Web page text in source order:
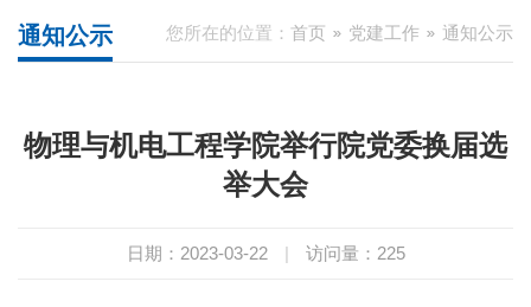
您所在的位置： 首页 党建工作 通知公示
通知公示
物理与机电工程学院举行院党委换届选
举大会
日期：2023-03-22 | 访问量： 225